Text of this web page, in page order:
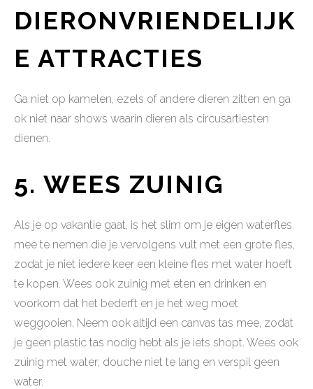
DIERONVRIENDELIJK
E ATTRACTIES
Ga niet op kamelen, ezels of andere dieren zitten en ga
ok niet naar shows waarin dieren als circusartiesten
dienen.
5. WEES ZUINIG
Als je op vakantie gaat, is het slim om je eigen waterfles
mee te nemen die je vervolgens vult met een grote fles,
zodat je niet iedere keer een kleine fles met water hoeft
te kopen. Wees ook zuinig met eten en drinken en
voorkom dat het bederft en je het weg moet
weggooien. Neem ook altijd een canvas tas mee, zodat
je geen plastic tas nodig hebt als je iets shopt. Wees ook
zuinig met water; douche niet te lang en verspil geen
water.